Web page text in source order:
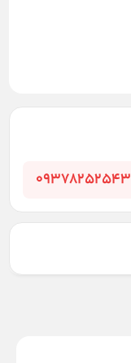
09378252543